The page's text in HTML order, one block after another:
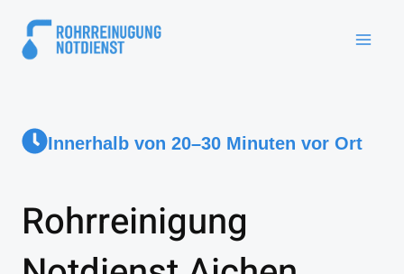
Innerhalb von 20–30 Minuten vor Ort
Rohrreinigung